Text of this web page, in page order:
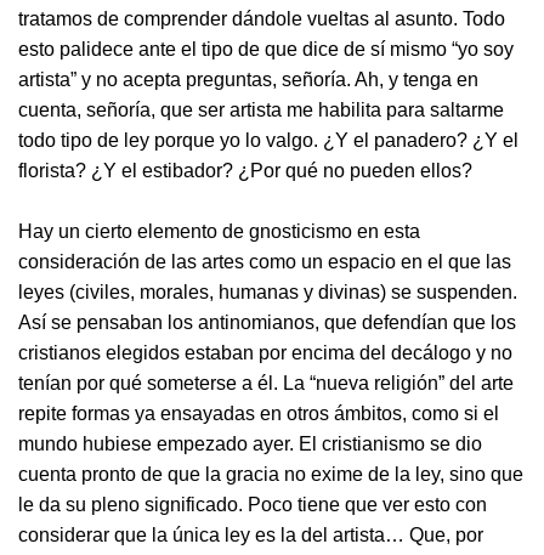
tratamos de comprender dándole vueltas al asunto. Todo
esto palidece ante el tipo de que dice de sí mismo “yo soy
artista” y no acepta preguntas, señoría. Ah, y tenga en
cuenta, señoría, que ser artista me habilita para saltarme
todo tipo de ley porque yo lo valgo. ¿Y el panadero? ¿Y el
florista? ¿Y el estibador? ¿Por qué no pueden ellos?
Hay un cierto elemento de gnosticismo en esta
consideración de las artes como un espacio en el que las
leyes (civiles, morales, humanas y divinas) se suspenden.
Así se pensaban los antinomianos, que defendían que los
cristianos elegidos estaban por encima del decálogo y no
tenían por qué someterse a él. La “nueva religión” del arte
repite formas ya ensayadas en otros ámbitos, como si el
mundo hubiese empezado ayer. El cristianismo se dio
cuenta pronto de que la gracia no exime de la ley, sino que
le da su pleno significado. Poco tiene que ver esto con
considerar que la única ley es la del artista… Que, por